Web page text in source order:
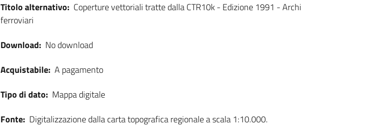
Titolo alternativo: Coperture vettoriali tratte dalla CTR10k - Edizione 1991 - Archi
ferroviari
Download: No download
Acquistabile: A pagamento
Tipo di dato: Mappa digitale
Fonte: Digitalizzazione dalla carta topografica regionale a scala 1:10.000.